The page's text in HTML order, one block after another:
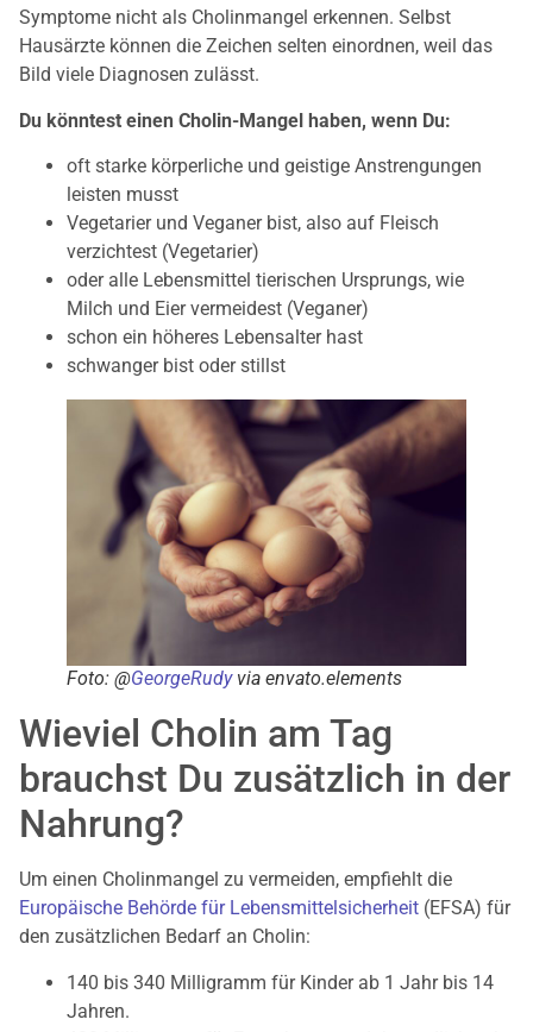
Symptome nicht als Cholinmangel erkennen. Selbst
Hausärzte können die Zeichen selten einordnen, weil das
Bild viele Diagnosen zulässt.
Du könntest einen Cholin-Mangel haben, wenn Du:
oft starke körperliche und geistige Anstrengungen
leisten musst
Vegetarier und Veganer bist, also auf Fleisch
verzichtest (Vegetarier)
oder alle Lebensmittel tierischen Ursprungs, wie
Milch und Eier vermeidest (Veganer)
schon ein höheres Lebensalter hast
schwanger bist oder stillst
Foto: @GeorgeRudyvia envato.elements
Wieviel Cholin am Tag
brauchst Du zusätzlich in der
Nahrung?
Um einen Cholinmangel zu vermeiden, empfiehlt die
Europäische Behörde für Lebensmittelsicherheit (EFSA) für
den zusätzlichen Bedarf an Cholin:
140 bis 340 Milligramm für Kinder ab 1 Jahr bis 14
Jahren.